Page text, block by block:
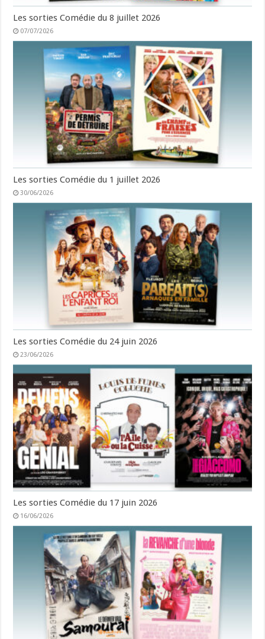
Les sorties Comédie du 8 juillet 2026
07/07/2026
Les sorties Comédie du 1 juillet 2026
30/06/2026
Les sorties Comédie du 24 juin 2026
23/06/2026
Les sorties Comédie du 17 juin 2026
16/06/2026